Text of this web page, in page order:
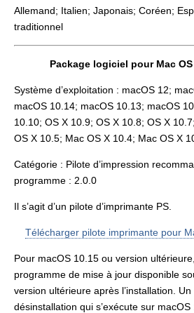
Allemand; Italien; Japonais; Coréen;
traditionnel
Package logiciel pour Mac
Système d’exploitation : macOS 12;
macOS 10.14; macOS 10.13; macOS
10.10; OS X 10.9; OS X 10.8; OS X
OS X 10.5; Mac OS X 10.4; Mac OS X
Catégorie : Pilote d’impression
programme : 2.0.0
Il s’agit d’un pilote d’imprimante PS.
Télécharger pilote imprimante pour
Pour macOS 10.15 ou version
programme de mise à jour disponible
version ultérieure après l’installation.
désinstallation qui s’exécute sur